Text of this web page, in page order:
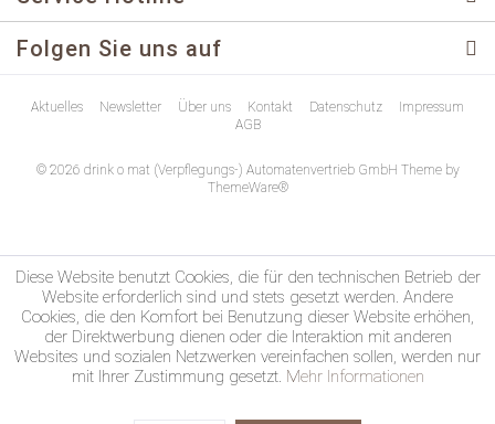
Folgen Sie uns auf
Aktuelles Newsletter Über uns Kontakt Datenschutz
Impressum
AGB
© 2026 drink o mat (Verpflegungs-) Automatenvertrieb GmbH Theme by
ThemeWare®
Diese Website benutzt Cookies, die für den technischen Betrieb der
Website erforderlich sind und stets gesetzt werden. Andere
Cookies, die den Komfort bei Benutzung dieser Website erhöhen,
der Direktwerbung dienen oder die Interaktion mit anderen
Websites und sozialen Netzwerken vereinfachen sollen, werden nur
mit Ihrer Zustimmung gesetzt. Mehr Informationen